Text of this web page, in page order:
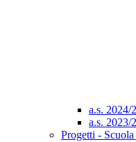
a.s. 2024/
a.s. 2023/
Progetti -